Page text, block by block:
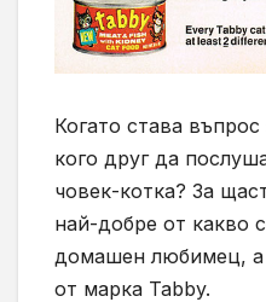
Когато става
кого друг да
човек-котка? За
най-добре от какво
домашен любимец, а
от марка Tabby.